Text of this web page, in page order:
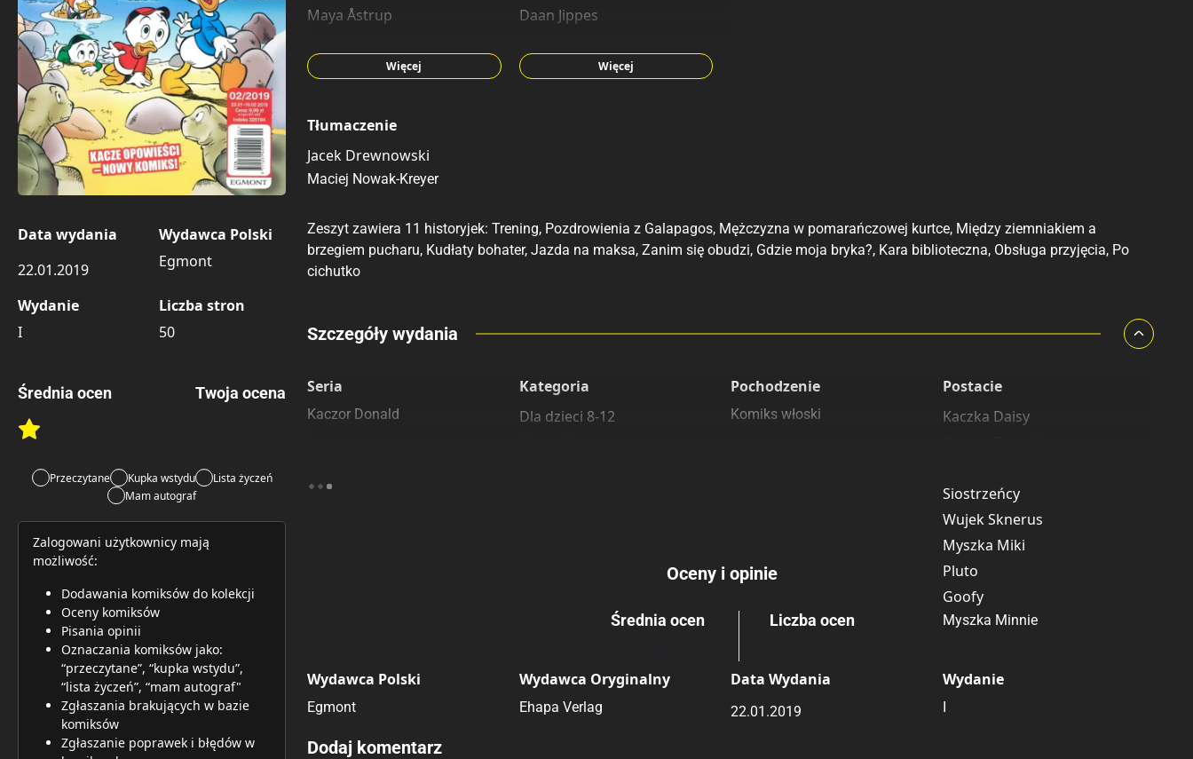
Data wydania
22.01.2019
Wydawca Polski
Egmont
Wydanie
I
Liczba stron
50
Średnia ocen
Rate this item:
Twoja ocena
Przeczytane Kupka wstydu
Lista życzeń
Mam autograf
Zalogowani użytkownicy mają
możliwość:
Dodawania komiksów do kolekcji
Oceny komiksów
Pisania opinii
Oznaczania komiksów jako:
“przeczytane”, “kupka wstydu”,
“lista życzeń”, “mam autograf"
Zgłaszania brakujących w bazie
komiksów
Zgłaszanie poprawek i błędów w
Maya Åstrup
Francois Corteggiani
Gorm Transgaard
Peter Härdfeldt
Więcej
Daan Jippes
Sander GulienWięcej
Tłumaczenie
Jacek Drewnowski
Maciej Nowak-Kreyer
Zeszyt zawiera 11 historyjek: Trening, Pozdrowienia z Galapagos, Mężczyzna w pomarańczowej kurtce, Między ziemniakiem a
brzegiem pucharu, Kudłaty bohater, Jazda na maksa, Zanim się obudzi, Gdzie moja bryka?, Kara biblioteczna, Obsługa przyjęcia, Po
cichutko
Porównaj ceny
Szczegóły wydania
Seria
Kaczor Donald
Kategoria
Dla dzieci 8-12
Pochodzenie
Komiks włoski
Postacie
Kaczka Daisy
Siostrzeńcy
Wujek Sknerus
Myszka Miki
Pluto
Goofy
Myszka Minnie
Wydawca Polski
Egmont
Wydawca Oryginalny
Ehapa Verlag
Data Wydania
22.01.2019
Wydanie
I
Oceny i opinie
Średnia ocen Liczba ocen
Brak opinii.
Dodaj komentarz